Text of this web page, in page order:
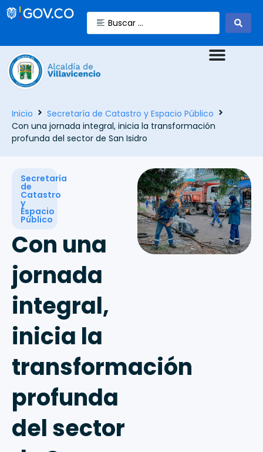
Inicio
Secretaría de Catastro y Espacio Público
Con una jornada integral, inicia la transformación
profunda del sector de San Isidro
Secretaría
de
Catastro
y
Espacio
Público
Con una
jornada
integral,
inicia la
transformación
profunda
del sector